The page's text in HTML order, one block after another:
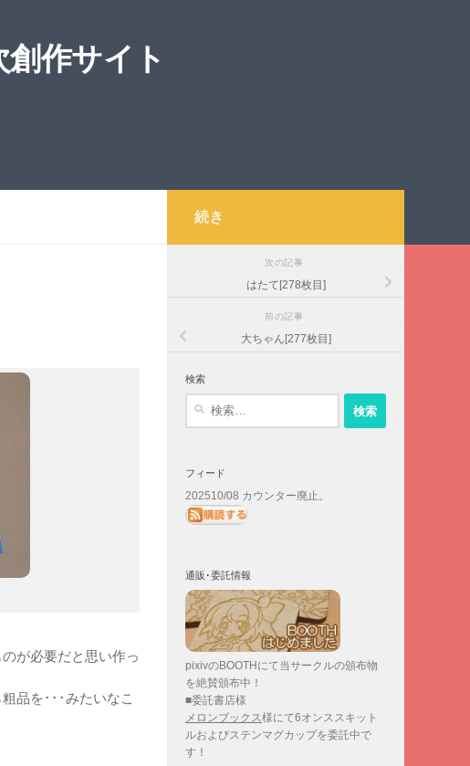
作サイト
が必要だと思い作っ
品を･･･みたいなこ
続き
次の記事
はたて[278枚目]
前の記事
大ちゃん[277枚目]
検索
フィード
202510/08 カウンター廃止。
通販･委託情報
pixivのBOOTHにて当サークルの頒布物
を絶賛頒布中！
■委託書店様
メロンブックス様にて6オンススキット
ルおよびステンマグカップを委託中で
す！